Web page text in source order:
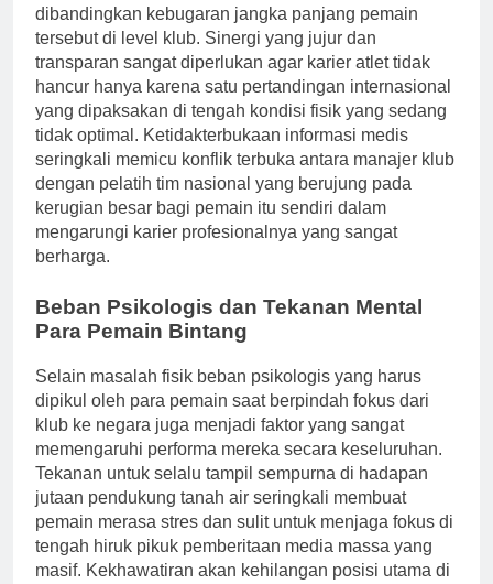
dibandingkan kebugaran jangka panjang pemain
tersebut di level klub. Sinergi yang jujur dan
transparan sangat diperlukan agar karier atlet tidak
hancur hanya karena satu pertandingan internasional
yang dipaksakan di tengah kondisi fisik yang sedang
tidak optimal. Ketidakterbukaan informasi medis
seringkali memicu konflik terbuka antara manajer klub
dengan pelatih tim nasional yang berujung pada
kerugian besar bagi pemain itu sendiri dalam
mengarungi karier profesionalnya yang sangat
berharga.
Beban Psikologis dan Tekanan Mental
Para Pemain Bintang
Selain masalah fisik beban psikologis yang harus
dipikul oleh para pemain saat berpindah fokus dari
klub ke negara juga menjadi faktor yang sangat
memengaruhi performa mereka secara keseluruhan.
Tekanan untuk selalu tampil sempurna di hadapan
jutaan pendukung tanah air seringkali membuat
pemain merasa stres dan sulit untuk menjaga fokus di
tengah hiruk pikuk pemberitaan media massa yang
masif. Kekhawatiran akan kehilangan posisi utama di